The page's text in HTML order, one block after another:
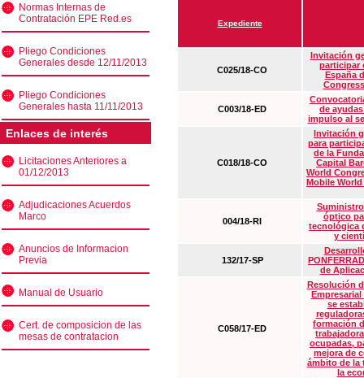
Normas Internas de
Contratación EPE Red.es
Pliego Condiciones
Generales desde 12/11/2013
Pliego Condiciones
Generales hasta 11/11/2013
Enlaces de interés
Licitaciones Anteriores a
01/12/2013
Adjudicaciones Acuerdos
Marco
Anuncios de Informacion
Previa
Manual de Usuario
Cert. de composicion de las
mesas de contratacion
Expediente
C025/18-CO
Invitación
participar
España
C003/18-ED
de
impulso al
C018/18-CO
Invitación
para
de la
Capital
World
Mobile
004/18-RI
óptico
tecnológica
y
132/17-SP
de
C058/17-ED
Resolución
Empresarial
se
formación
ocupadas,
mejora de
ámbito de la
la